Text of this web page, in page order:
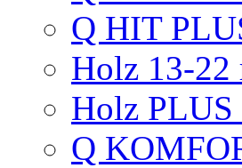
Q HIT
Holz 13-22
Holz
Q